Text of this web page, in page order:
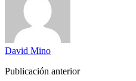
David Mino
Publicación anterior